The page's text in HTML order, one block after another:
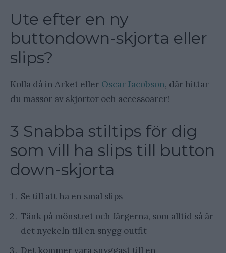
Ute efter en ny
buttondown-skjorta eller
slips?
Kolla då in Arket eller Oscar Jacobson, där hittar
du massor av skjortor och accessoarer!
3 Snabba stiltips för dig
som vill ha slips till button
down-skjorta
Se till att ha en smal slips
Tänk på mönstret och färgerna, som alltid så är
det nyckeln till en snygg outfit
Det kommer vara snyggast till en